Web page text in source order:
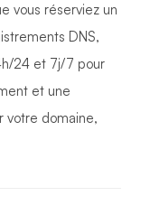
vous réserviez un
DNS,
24 et 7j/7 pour
et une
votre domaine,